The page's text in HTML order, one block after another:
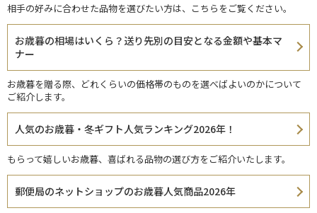
相手の好みに合わせた品物を選びたい方は、こちらをご覧ください。
お歳暮の相場はいくら？送り先別の目安となる金額や基本マ
ナー
お歳暮を贈る際、どれくらいの価格帯のものを選べばよいのかについて
ご紹介します。
人気のお歳暮・冬ギフト人気ランキング2026年！
もらって嬉しいお歳暮、喜ばれる品物の選び方をご紹介いたします。
郵便局のネットショップのお歳暮人気商品2026年